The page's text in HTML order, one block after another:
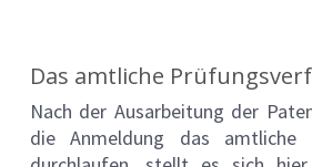
Das amtliche
Nach der Ausarbeitung der
die Anmeldung das amtliche